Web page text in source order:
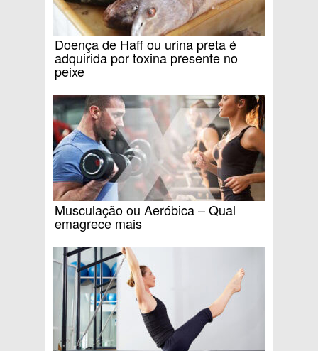
Doença de Haff ou urina preta é
adquirida por toxina presente no
peixe
Musculação ou Aeróbica – Qual
emagrece mais